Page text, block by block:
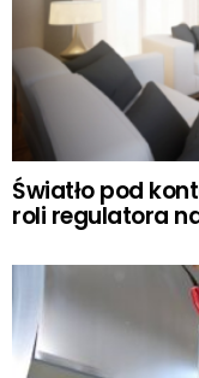
Światło pod
roli regulatora